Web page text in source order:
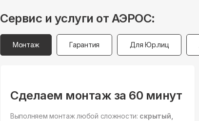
Сервис и услуги от АЭРОС:
Монтаж Гарантия Для Юр.лиц
Сделаем монтаж за 60 минут
Выполняем монтаж любой сложности: скрытый,